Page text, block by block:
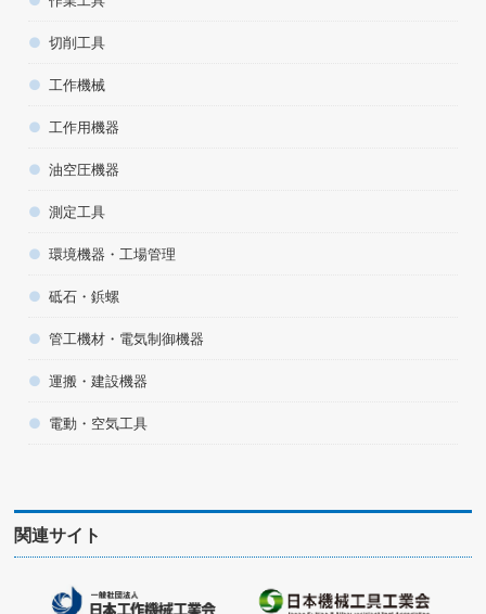
切削工具
工作機械
工作用機器
油空圧機器
測定工具
環境機器・工場管理
砥石・鋲螺
管工機材・電気制御機器
運搬・建設機器
電動・空気工具
関連サイト